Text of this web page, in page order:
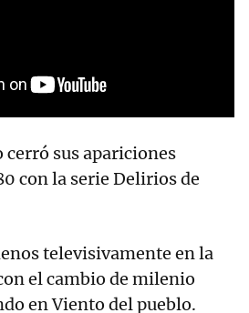
sus apariciones
con la serie Delirios de
televisivamente en la
el cambio de milenio
en Viento del pueblo.